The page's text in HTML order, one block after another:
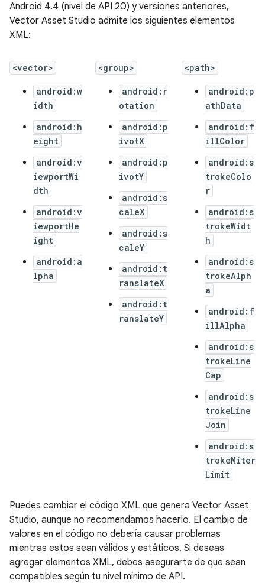
Android 4.4 (nivel de API 20) y versiones anteriores,
Vector Asset Studio admite los siguientes elementos
XML:
<vector>
android:w
idth
android:h
eight
android:v
iewportWi
dth
android:v
iewportHe
ight
android:a
lpha
<group>
android:r
otation
android:p
ivotX
android:p
ivotY
android:s
caleX
android:s
caleY
android:t
ranslateX
android:t
ranslateY
<path>
android:p
athData
android:f
illColor
android:s
trokeColo
r
android:s
trokeWidt
h
android:s
trokeAlph
a
android:f
illAlpha
android:s
trokeLine
Cap
android:s
trokeLine
Join
android:s
trokeMiter
Limit
Puedes cambiar el código XML que genera Vector Asset
Studio, aunque no recomendamos hacerlo. El cambio de
valores en el código no debería causar problemas
mientras estos sean válidos y estáticos. Si deseas
agregar elementos XML, debes asegurarte de que sean
compatibles según tu nivel mínimo de API.